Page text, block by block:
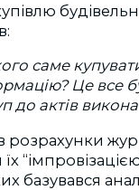
саме
Це все
до актів
розрахунки
базувався